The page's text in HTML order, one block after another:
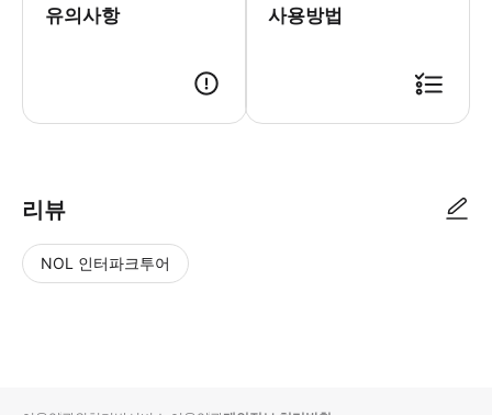
유의사항 사용방법
리뷰
NOL 인터파크투어